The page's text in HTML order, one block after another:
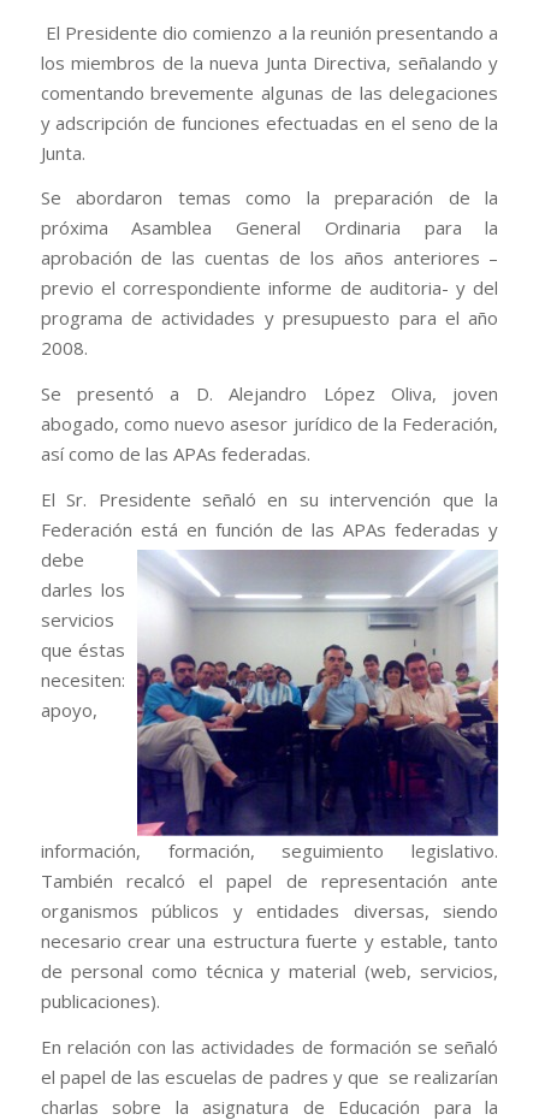
El Presidente dio comienzo a la reunión presentando a
los miembros de la nueva Junta Directiva, señalando y
comentando brevemente algunas de las delegaciones
y adscripción de funciones efectuadas en el seno de la
Junta.
Se abordaron temas como la preparación de la
próxima Asamblea General Ordinaria para la
aprobación de las cuentas de los años anteriores –
previo el correspondiente informe de auditoria- y del
programa de actividades y presupuesto para el año
2008.
Se presentó a D. Alejandro López Oliva, joven
abogado, como nuevo asesor jurídico de la Federación,
así como de las APAs federadas.
El Sr. Presidente señaló en su intervención que la
Federación está en función de las APAs federadas y
debe
darles los
servicios
que éstas
necesiten:
apoyo,
información, formación, seguimiento legislativo.
También recalcó el papel de representación ante
organismos públicos y entidades diversas, siendo
necesario crear una estructura fuerte y estable, tanto
de personal como técnica y material (web, servicios,
publicaciones).
En relación con las actividades de formación se señaló
el papel de las escuelas de padres y que se realizarían
charlas sobre la asignatura de Educación para la